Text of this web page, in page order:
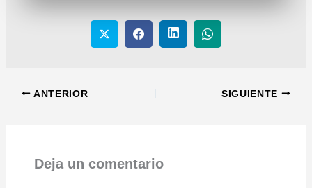
ANTERIOR SIGUIENTE
Deja un comentario